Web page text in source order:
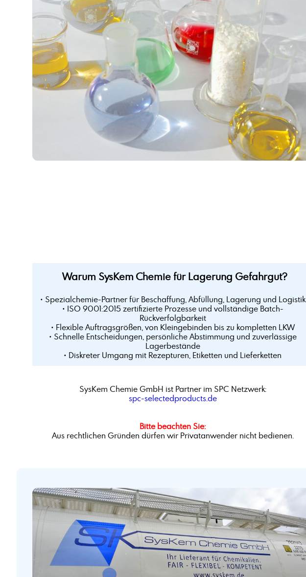
Warum SysKem Chemie für Lagerung Gefahrgut?
• Spezialchemie-Partner für Beschaffung, Abfüllung, Lagerung und Logistik
• ISO 9001:2015 zertifizierte Prozesse und vollständige Batch-
Rückverfolgbarkeit
• Flexible Auftragsgrößen, von Kleingebinden bis zu kompletten LKW
• Schnelle Entscheidungen, persönliche Abstimmung und zuverlässige
Lagerbestände
• Diskreter Umgang mit Rezepturen, Etiketten und Lieferketten
SysKem Chemie GmbH ist Partner im SPC Netzwerk:
spc-selectedproducts.de
Bitte beachten Sie:
Aus rechtlichen Gründen dürfen wir Privatanwender nicht bedienen.